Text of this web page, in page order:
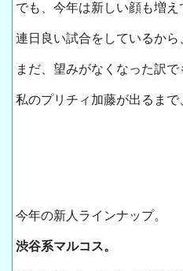
でも、今年は新しい顔も増え
連日良い試合をしているから
まだ、望みがなくなった訳で
私のプリチィ加藤が出るま
今年の新人ラインナップ。
渋谷系マルコス。